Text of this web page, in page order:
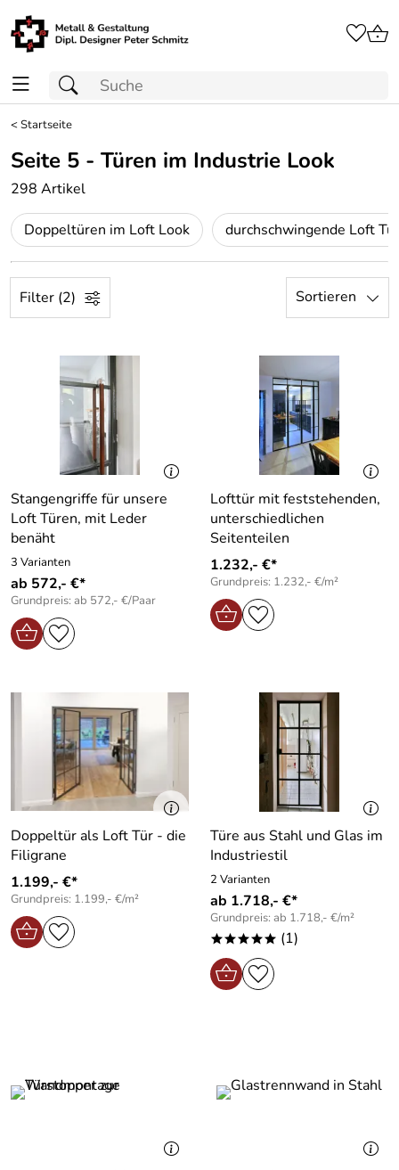
<Startseite
Seite 5 - Türen im Industrie Look
298 Artikel
Doppeltüren im Loft Look
Filter (2) Sortieren
Stangengriffe für unsere
Loft Türen, mit Leder
benäht
3 Varianten
ab 572,- €*
Grundpreis: ab 572,- €/Paar
Lofttür mit feststehenden,
unterschiedlichen
Seitenteilen
1.232,- €*
Grundpreis: 1.232,- €/m²
Doppeltür als Loft Tür - die
Filigrane
1.199,- €*
Grundpreis: 1.199,- €/m²
Türe aus Stahl und Glas im
Industriestil
2 Varianten
ab 1.718,- €*
Grundpreis: ab 1.718,- €/m²
***** (1)